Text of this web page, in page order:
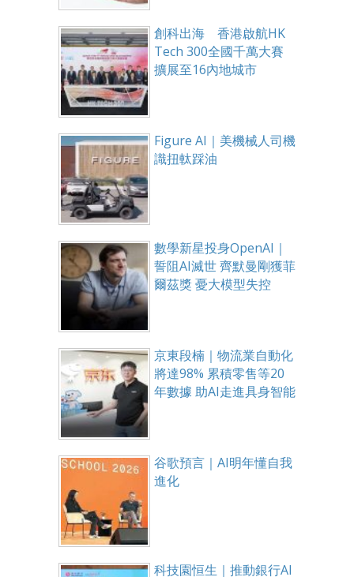
創科出海 香港啟航HK
Tech 300全國千萬大賽
擴展至16內地城市
Figure AI｜美機械人司機
識扭軚踩油
數學新星投身OpenAI｜
誓阻AI滅世 齊默曼剛獲菲
爾茲獎 憂大模型失控
京東段楠｜物流業自動化
將達98% 累積零售等20
年數據 助AI走進具身智能
谷歌預言｜AI明年懂自我
進化
科技園恒生｜推動銀行AI